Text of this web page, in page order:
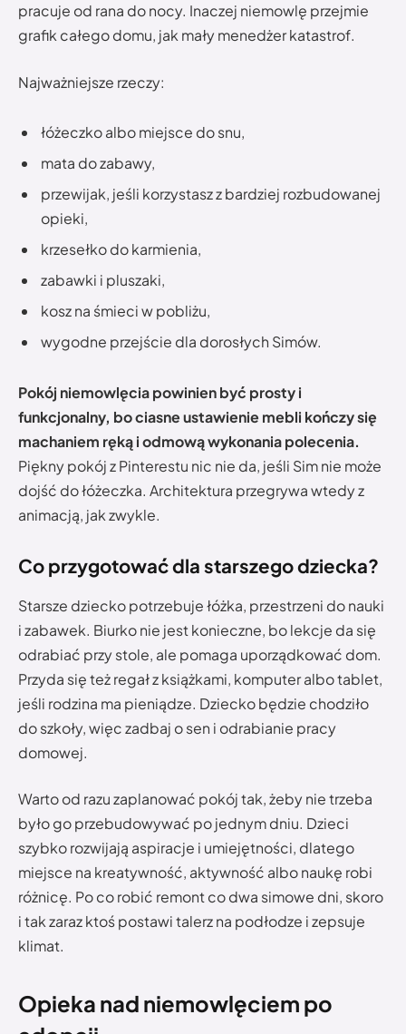
pracuje od rana do nocy. Inaczej niemowlę przejmie
grafik całego domu, jak mały menedżer katastrof.
Najważniejsze rzeczy:
łóżeczko albo miejsce do snu,
mata do zabawy,
przewijak, jeśli korzystasz z bardziej rozbudowanej
opieki,
krzesełko do karmienia,
zabawki i pluszaki,
kosz na śmieci w pobliżu,
wygodne przejście dla dorosłych Simów.
Pokój niemowlęcia powinien być prosty i
funkcjonalny, bo ciasne ustawienie mebli kończy się
machaniem ręką i odmową wykonania polecenia.
Piękny pokój z Pinterestu nic nie da, jeśli Sim nie może
dojść do łóżeczka. Architektura przegrywa wtedy z
animacją, jak zwykle.
Co przygotować dla starszego dziecka?
Starsze dziecko potrzebuje łóżka, przestrzeni do nauki
i zabawek. Biurko nie jest konieczne, bo lekcje da się
odrabiać przy stole, ale pomaga uporządkować dom.
Przyda się też regał z książkami, komputer albo tablet,
jeśli rodzina ma pieniądze. Dziecko będzie chodziło
do szkoły, więc zadbaj o sen i odrabianie pracy
domowej.
Warto od razu zaplanować pokój tak, żeby nie trzeba
było go przebudowywać po jednym dniu. Dzieci
szybko rozwijają aspiracje i umiejętności, dlatego
miejsce na kreatywność, aktywność albo naukę robi
różnicę. Po co robić remont co dwa simowe dni, skoro
i tak zaraz ktoś postawi talerz na podłodze i zepsuje
klimat.
Opieka nad niemowlęciem po